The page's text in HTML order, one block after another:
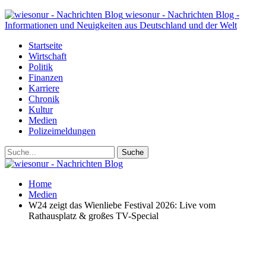
wiesonur - Nachrichten Blog -
Informationen und Neuigkeiten aus Deutschland und der Welt
Startseite
Wirtschaft
Politik
Finanzen
Karriere
Chronik
Kultur
Medien
Polizeimeldungen
Home
Medien
W24 zeigt das Wienliebe Festival 2026: Live vom
Rathausplatz & großes TV-Special